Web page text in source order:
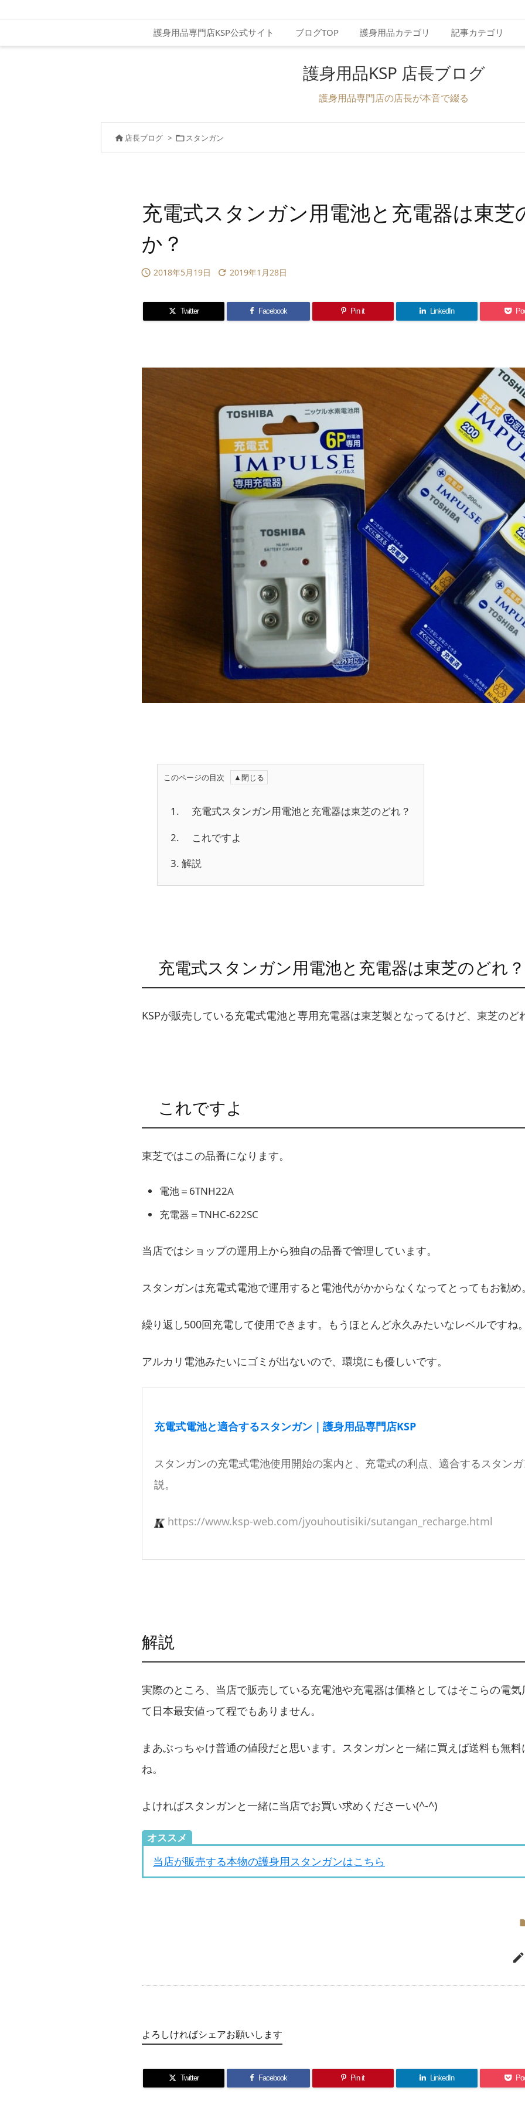
護身用品専門店KSP公式サイト ブログTOP 護身用品カテゴリ 記事カテゴリ
護身用品KSP 店長ブログ
護身用品専門店の店長が本音で綴る
 店長ブログ > スタンガン
充電式スタンガン用電池と充電器は東芝
か？
 2018年5月19日  2019年1月28日
Twitter Facebook Pin it LinkedIn
このページの目次
1.
充電式スタンガン用電池と充電器は東芝のどれ？
2.
これですよ
3. 解説
充電式スタンガン用電池と充電器は東芝のどれ？
KSPが販売している充電式電池と専用充電器は東芝製となってるけど、東芝のど
これですよ
東芝ではこの品番になります。
電池＝6TNH22A
充電器＝TNHC-622SC
当店ではショップの運用上から独自の品番で管理しています。
スタンガンは充電式電池で運用すると電池代がかからなくなってとってもお勧め。
繰り返し500回充電して使用できます。もうほとんど永久みたいなレベルですね。
アルカリ電池みたいにゴミが出ないので、環境にも優しいです。
充電式電池と適合するスタンガン｜護身用品専門店KSP
スタンガンの充電式電池使用開始の案内と、充電式の利点、適合するスタン
説。
https://www.ksp-web.com/jyouhoutisiki/sutangan_recharge.html
解説
実際のところ、当店で販売している充電池や充電器は価格としてはそこらの電
て日本最安値って程でもありません。
まあぶっちゃけ普通の値段だと思います。スタンガンと一緒に買えば送料も無料
ね。
よければスタンガンと一緒に当店でお買い求めくださーい(^-^)
オススメ
当店が販売する本物の護身用スタンガンはこちら

よろしければシェアお願いします
Twitter Facebook Pin it LinkedIn